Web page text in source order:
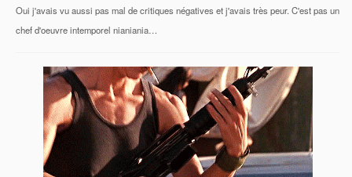
Oui j'avais vu aussi pas mal de critiques négatives et j'avais très peur. C'est pas un
chef d'oeuvre intemporel nianiania…